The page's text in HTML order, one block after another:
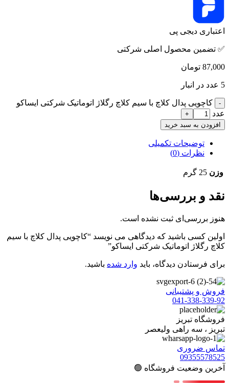
اعتباری دیجی پی
✅ تضمین محصول اصلی شرکتی
87,000 تومان
5 عدد در انبار
کاچويی پدال کلاچ با سیم کلاچ رگلاژ اتوماتيک شرکتی ایساکو
عدد
افزودن به سبد خرید
توضیحات تکمیلی
نظرات (0)
وزن 25 گرم
نقد و بررسی‌ها
هنوز بررسی‌ای ثبت نشده است.
اولین کسی باشید که دیدگاهی می نویسد “کاچويی پدال کلاچ با سیم
کلاچ رگلاژ اتوماتيک شرکتی ایساکو”
برای فرستادن دیدگاه، باید وارد شده باشید.
فروش و پشتیبانی
041-338-339-92
فروشگاه تبریز
تبریز ، سه راهی ولیعصر
تماس ضروری
09355578525
آخرین وضعیت فروشگاه 🟢